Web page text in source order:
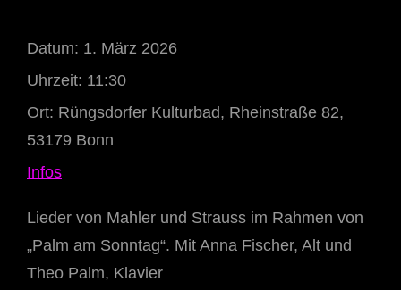
Datum: 1. März 2026
Uhrzeit: 11:30
Ort: Rüngsdorfer Kulturbad, Rheinstraße 82,
53179 Bonn
Infos
Lieder von Mahler und Strauss im Rahmen von
„Palm am Sonntag“. Mit Anna Fischer, Alt und
Theo Palm, Klavier